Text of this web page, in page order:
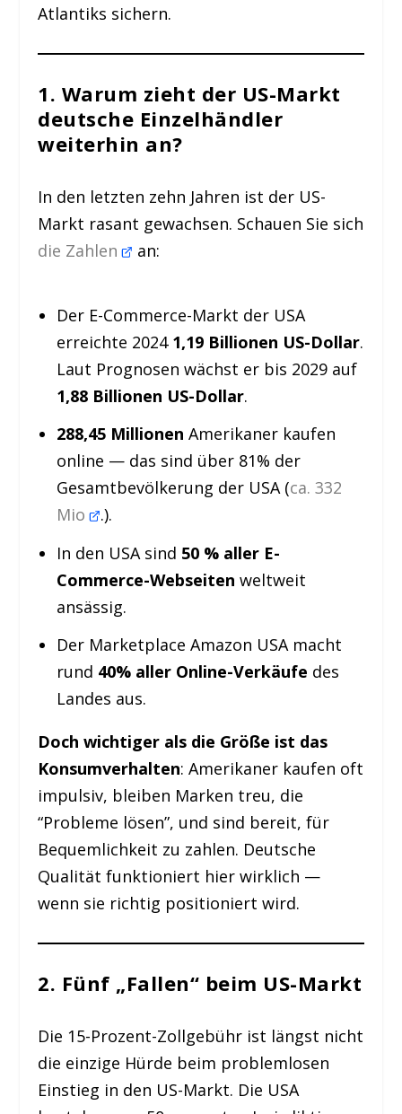
Atlantiks sichern.
1. Warum zieht der US-Markt
deutsche Einzelhändler
weiterhin an?
In den letzten zehn Jahren ist der US-
Markt rasant gewachsen. Schauen Sie sich
die Zahlen
an:
Der E-Commerce-Markt der USA
erreichte 2024 1,19 Billionen US-Dollar.
Laut Prognosen wächst er bis 2029 auf
1,88 Billionen US-Dollar.
288,45 Millionen Amerikaner kaufen
online — das sind über 81% der
Gesamtbevölkerung der USA (ca. 332
Mio .).
In den USA sind 50 % aller E-
Commerce-Webseiten weltweit
ansässig.
Der Marketplace Amazon USA macht
rund 40% aller Online-Verkäufe des
Landes aus.
Doch wichtiger als die Größe ist das
Konsumverhalten: Amerikaner kaufen oft
impulsiv, bleiben Marken treu, die
“Probleme lösen”, und sind bereit, für
Bequemlichkeit zu zahlen. Deutsche
Qualität funktioniert hier wirklich —
wenn sie richtig positioniert wird.
2. Fünf „Fallen“ beim US-Markt
Die 15-Prozent-Zollgebühr ist längst nicht
die einzige Hürde beim problemlosen
Einstieg in den US-Markt. Die USA